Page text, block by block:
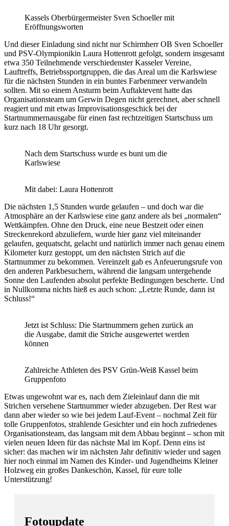
Kassels Oberbürgermeister Sven Schoeller mit
Eröffnungsworten
Und dieser Einladung sind nicht nur Schirmherr OB Sven Schoeller
und PSV-Olympionikin Laura Hottenrott gefolgt, sondern insgesamt
etwa 350 Teilnehmende verschiedenster Kasseler Vereine,
Lauftreffs, Betriebssportgruppen, die das Areal um die Karlswiese
für die nächsten Stunden in ein buntes Farbenmeer verwandeln
sollten. Mit so einem Ansturm beim Auftaktevent hatte das
Organisationsteam um Gerwin Degen nicht gerechnet, aber schnell
reagiert und mit etwas Improvisationsgeschick bei der
Startnummernausgabe für einen fast rechtzeitigen Startschuss um
kurz nach 18 Uhr gesorgt.
Nach dem Startschuss wurde es bunt um die
Karlswiese
Mit dabei: Laura Hottenrott
Die nächsten 1,5 Stunden wurde gelaufen – und doch war die
Atmosphäre an der Karlswiese eine ganz andere als bei „normalen“
Wettkämpfen. Ohne den Druck, eine neue Bestzeit oder einen
Streckenrekord abzuliefern, wurde hier ganz viel miteinander
gelaufen, gequatscht, gelacht und natürlich immer nach genau einem
Kilometer kurz gestoppt, um den nächsten Strich auf die
Startnummer zu bekommen. Vereinzelt gab es Anfeuerungsrufe von
den anderen Parkbesuchern, während die langsam untergehende
Sonne den Laufenden absolut perfekte Bedingungen bescherte. Und
in Nullkomma nichts hieß es auch schon: „Letzte Runde, dann ist
Schluss!“
Jetzt ist Schluss: Die Startnummern gehen zurück an
die Ausgabe, damit die Striche ausgewertet werden
können
Zahlreiche Athleten des PSV Grün-Weiß Kassel beim
Gruppenfoto
Etwas ungewohnt war es, nach dem Zieleinlauf dann die mit
Strichen versehene Startnummer wieder abzugeben. Der Rest war
dann aber wieder so wie bei jedem Lauf-Event – nochmal Zeit für
tolle Gruppenfotos, strahlende Gesichter und ein hoch zufriedenes
Organisationsteam, das langsam mit dem Abbau beginnt – schon mit
vielen neuen Ideen für das nächste Mal im Kopf. Denn eins ist
sicher: das machen wir im nächsten Jahr definitiv wieder und sagen
hier noch einmal im Namen des Kinder- und Jugendheims Kleiner
Holzweg ein großes Dankeschön, Kassel, für eure tolle
Unterstützung!
Fotoupdate